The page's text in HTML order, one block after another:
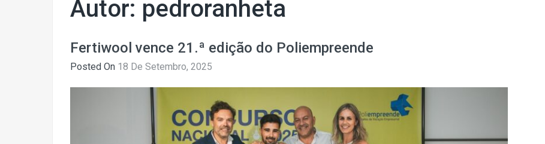
Autor: pedroranheta
Fertiwool vence 21.ª edição do Poliempreende
Posted On 18 De Setembro, 2025